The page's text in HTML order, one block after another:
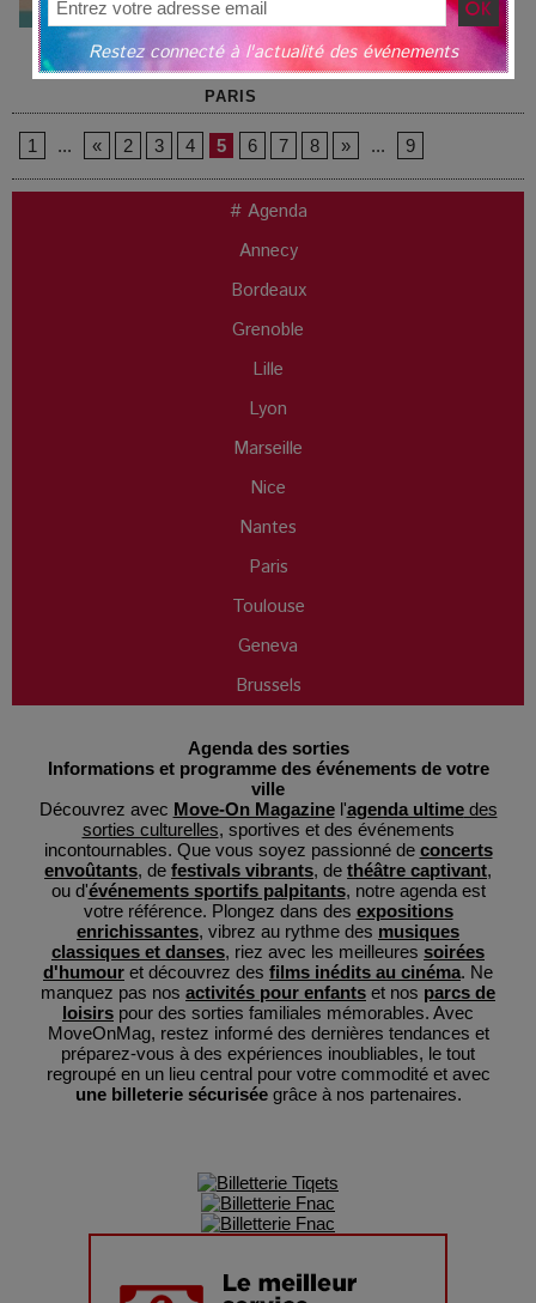
Collection Permanente - Musée de la
Musique Heure de l'événement : 15:00
Informations et programme de
l'événement : L'entrée à la Collectio...
PARIS
1 ... « 2 3 4 5 6 7 8 » ... 9
# Agenda
Annecy
Bordeaux
Grenoble
Lille
Lyon
Marseille
Nice
Nantes
Paris
Toulouse
Geneva
Brussels
Agenda des sorties
Informations et programme des événements de votre
ville
Découvrez avec Move-On Magazinel'agenda ultimedes
sorties culturelles, sportives et des événements
incontournables. Que vous soyez passionné de concerts
envoûtants, de festivals vibrants, de théâtre captivant,
ou d'événements sportifs palpitants, notre agenda est
votre référence. Plongez dans des expositions
enrichissantes, vibrez au rythme des musiques
classiques et danses, riez avec les meilleures soirées
d'humour et découvrez des films inédits au cinéma. Ne
manquez pas nos activités pour enfants et nos parcs de
loisirs pour des sorties familiales mémorables. Avec
MoveOnMag, restez informé des dernières tendances et
préparez-vous à des expériences inoubliables, le tout
regroupé en un lieu central pour votre commodité et avec
une billeterie sécuriséegrâce à nos partenaires.
Restez connecté à l'actualité des événements